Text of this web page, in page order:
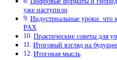
уже наступило
Индустриальные уроки: что
PAX
Практические советы для
Итоговый взгляд на
Итоговая мысль